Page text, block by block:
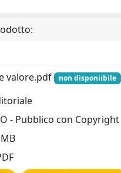
valore.pdf
non disponiibile
- Pubblico con Copyright